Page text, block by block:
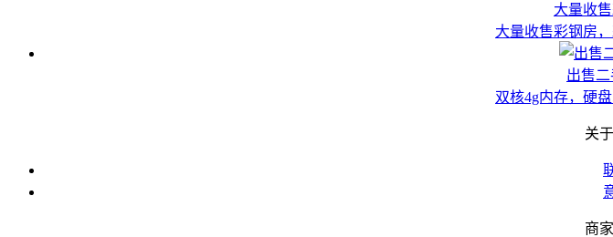
大量收
大量收售彩钢房
出售
双核4g内存，硬
关
商